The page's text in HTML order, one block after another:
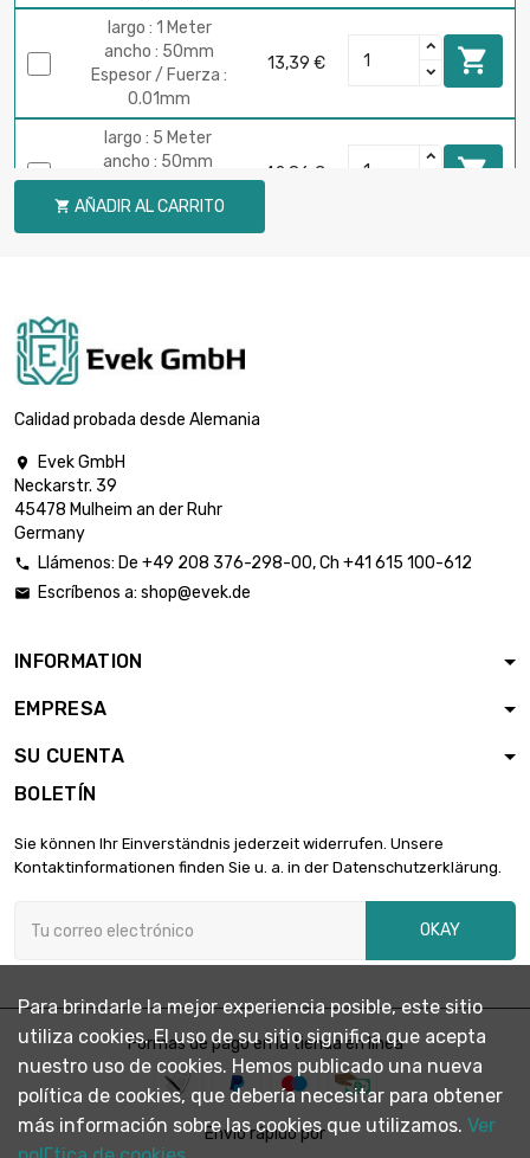
largo : 1 Meter
ancho : 50mm
Espesor / Fuerza :
0.01mm
13,39 € 
largo : 5 Meter
ancho : 50mm
Espesor / Fuerza :
0.01mm
42,86 € 
largo : 25 Meter
0.01mm
largo : 50 Meter
ancho : 50mm
Espesor / Fuerza :
ancho : 50mm
0.01mm
ancho : 100mm
Espesor / Fuerza :
0.01mm
6,00 €
ancho : 100mm
largo : 0.4 Meter
ancho : 100mm
Espesor / Fuerza :
0.01mm
10,72 € 
largo : 0.5 Meter
ancho : 100mm
 AÑADIR AL CARRITO
Calidad probada desde Alemania

Evek GmbH
Neckarstr. 39
45478 Mulheim an der Ruhr
Germany
 Llámenos: De +49 208 376-298-00, Ch +41 615 100-612
 Escríbenos a: shop@evek.de
INFORMATION
EMPRESA
SU CUENTA
BOLETÍN
Sie können Ihr Einverständnis jederzeit widerrufen. Unsere
Kontaktinformationen finden Sie u. a. in der Datenschutzerklärung.
OKAY
Formas de pago en la tienda en línea
Envío rápido por
Para brindarle la mejor experiencia posible, este sitio
utiliza cookies. El uso de su sitio significa que acepta
nuestro uso de cookies. Hemos publicado una nueva
política de cookies, que debería necesitar para obtener
más información sobre las cookies que utilizamos. Ver